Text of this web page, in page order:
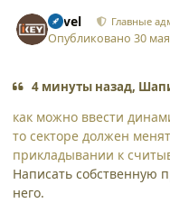
Pavel Главные
Опубликовано30 мая
4 минуты назад,
как можно ввести
то секторе должен
прикладывании к
Написать собственную
него.